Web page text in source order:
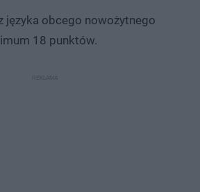
języka obcego nowożytnego
18 punktów.